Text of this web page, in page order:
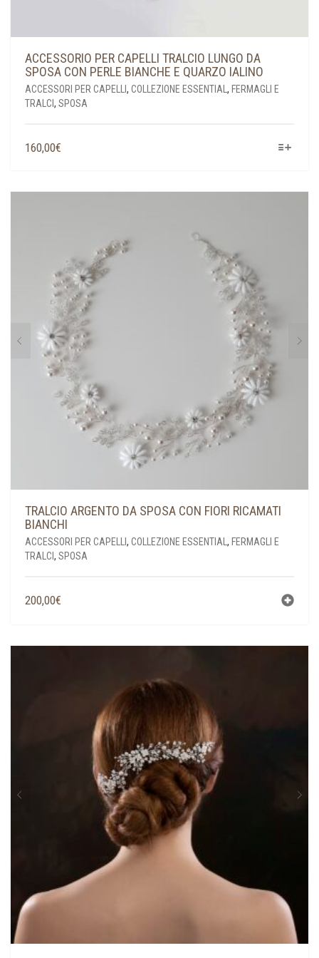
ACCESSORIO PER CAPELLI TRALCIO LUNGO DA
SPOSA CON PERLE BIANCHE E QUARZO IALINO
ACCESSORI PER CAPELLI , COLLEZIONE ESSENTIAL , FERMAGLI E
TRALCI , SPOSA
160,00€
PIÙ
POSSONO
ESSERE
SCELTE
NELLA
PAGINA
DEL
PRODOTTO
TRALCIO ARGENTO DA SPOSA CON FIORI RICAMATI
BIANCHI
ACCESSORI PER CAPELLI , COLLEZIONE ESSENTIAL , FERMAGLI E
TRALCI , SPOSA
200,00€